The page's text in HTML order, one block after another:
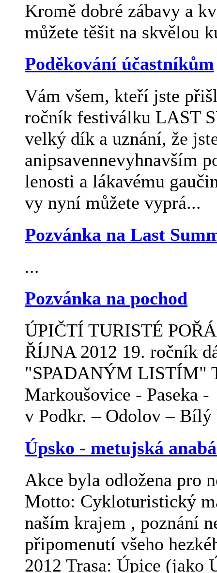
Kromě dobré zábavy a
můžete těšit na skvělou
Poděkování účastníkům
Vám všem, kteří jste
ročník festiválku LAST
velký dík a uznání, že
anipsavennevyhnavším
lenosti a lákavému
vy nyní můžete vyprá...
Pozvánka na Last
...
Pozvánka na pochod
ÚPIČTÍ TURISTÉ
ŘÍJNA 2012 19. ročník
"SPADANÝM LISTÍM"
Markoušovice - Paseka
v Podkr. – Odolov – Bílý
Úpsko - metujská
Akce byla odložena pro
Motto: Cykloturistický
naším krajem , poznání
připomenutí všeho
2012 Trasa: Úpice (jako